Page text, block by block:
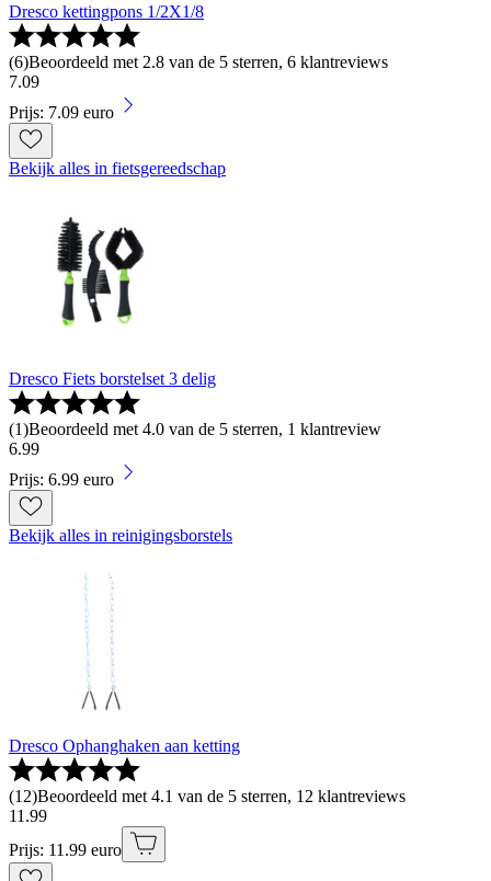
Dresco kettingpons 1/2X1/8
(6)Beoordeeld met 2.8 van de 5 sterren, 6 klantreviews
7.09
Prijs: 7.09 euro
Bekijk alles in fietsgereedschap
Dresco Fiets borstelset 3 delig
(1)Beoordeeld met 4.0 van de 5 sterren, 1 klantreview
6.99
Prijs: 6.99 euro
Bekijk alles in reinigingsborstels
Dresco Ophanghaken aan ketting
(12)Beoordeeld met 4.1 van de 5 sterren, 12 klantreviews
11 .99
Prijs: 11.99 euro